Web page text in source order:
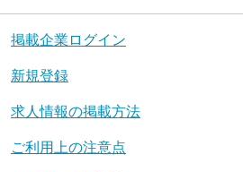
掲載企業ログイン
新規登録
求人情報の掲載方法
ご利用上の注意点